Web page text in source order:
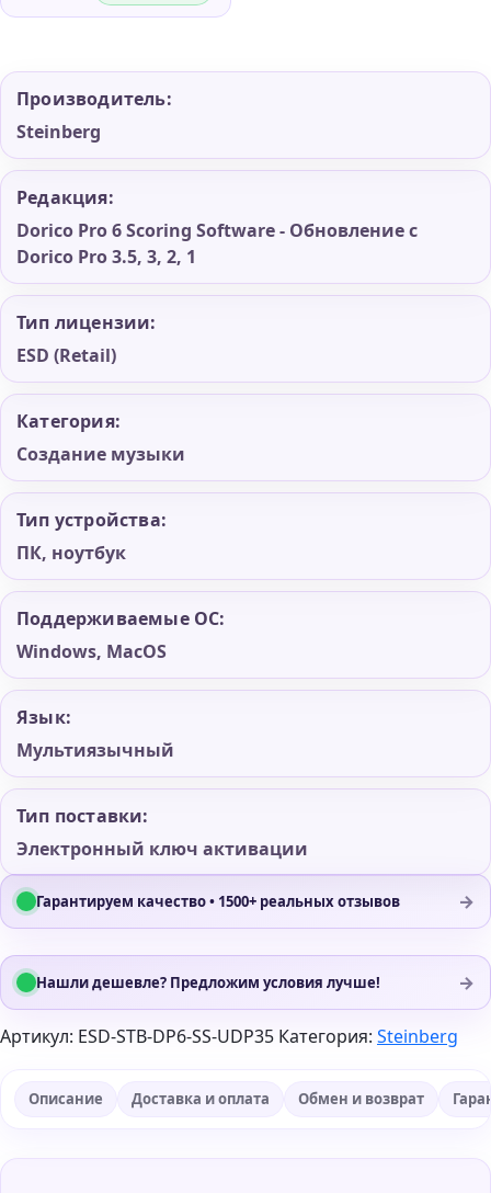
Производитель:
Steinberg
Редакция:
Dorico Pro 6 Scoring Software - Обновление с
Dorico Pro 3.5, 3, 2, 1
Тип лицензии:
ESD (Retail)
Категория:
Создание музыки
Тип устройства:
ПК, ноутбук
Поддерживаемые ОС:
Windows, MacOS
Язык:
Мультиязычный
Тип поставки:
Электронный ключ активации
Гарантируем качество • 1500+ реальных отзывов →
Нашли дешевле? Предложим условия лучше! →
Артикул: ESD-STB-DP6-SS-UDP35 Категория: Steinberg
Описание Доставка и оплата Обмен и возврат